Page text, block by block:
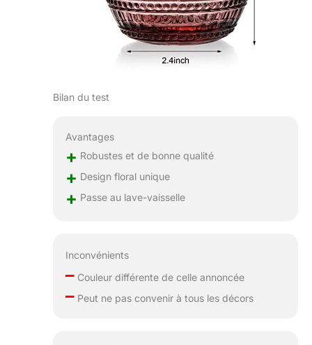
Bilan du test
Avantages
+ Robustes et de bonne qualité
+ Design floral unique
+ Passe au lave-vaisselle
Inconvénients
–Couleur différente de celle annoncée
–Peut ne pas convenir à tous les décors